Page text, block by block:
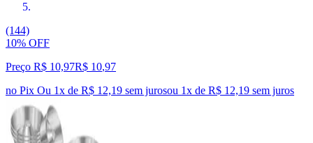
(144)
10% OFF
Preço R$ 10,97R$ 10,97
no Pix Ou 1x de R$ 12,19 sem jurosou 1x de R$ 12,19 sem juros